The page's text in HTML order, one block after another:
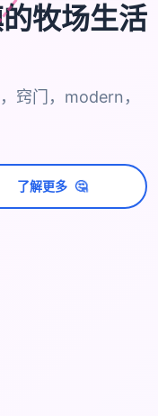
牧场生活
窍门，modern，
了解更多 🤔